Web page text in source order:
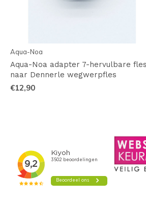
Aqua-Noa
Aqua-Noa adapter 7-hervulbare fles
naar Dennerle wegwerpfles
€12,90